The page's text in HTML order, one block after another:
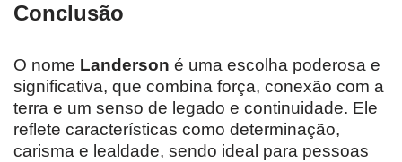
Conclusão
O nome Landerson é uma escolha poderosa e
significativa, que combina força, conexão com a
terra e um senso de legado e continuidade. Ele
reflete características como determinação,
carisma e lealdade, sendo ideal para pessoas